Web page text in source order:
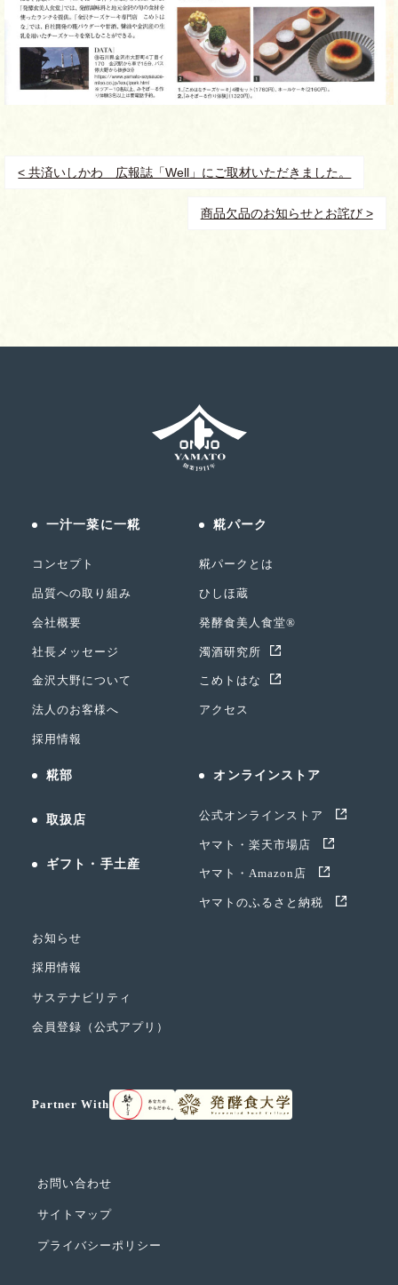
< 共済いしかわ 広報誌「Well」にご取材いただきました。
商品欠品のお知らせとお詫び >
一汁一菜に一糀
コンセプト
品質への取り組み
会社概要
社長メッセージ
金沢大野について
法人のお客様へ
採用情報
糀パーク
糀パークとは
ひしほ蔵
発酵食美人食堂®
濁酒研究所
こめトはな
アクセス
糀部
取扱店
ギフト・手土産
オンラインストア
公式オンラインストア
ヤマト・楽天市場店
ヤマト・Amazon店
ヤマトのふるさと納税
お知らせ
採用情報
サステナビリティ
会員登録（公式アプリ）
Partner With
お問い合わせ
サイトマップ
プライバシーポリシー